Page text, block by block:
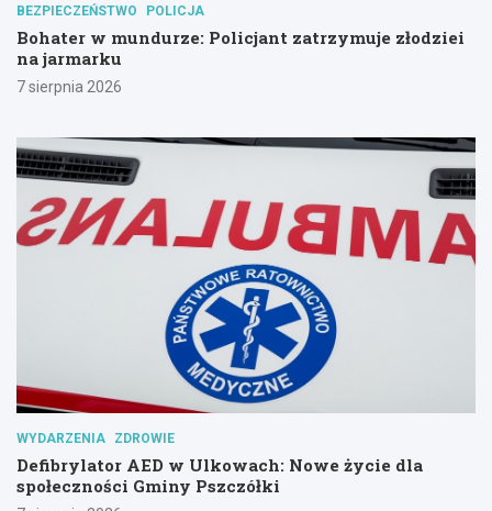
BEZPIECZEŃSTWO POLICJA
Bohater w mundurze: Policjant zatrzymuje złodziei
na jarmarku
7 sierpnia 2026
WYDARZENIA ZDROWIE
Defibrylator AED w Ulkowach: Nowe życie dla
społeczności Gminy Pszczółki